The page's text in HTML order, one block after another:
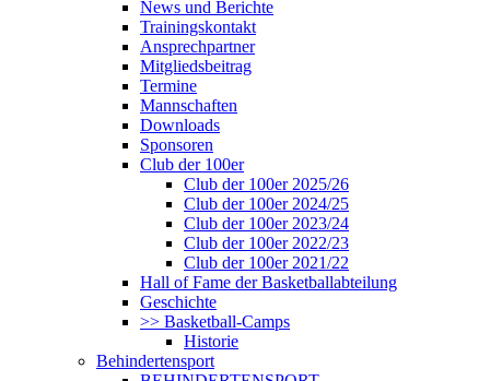
News und Berichte
Trainingskontakt
Ansprechpartner
Mitgliedsbeitrag
Termine
Mannschaften
Downloads
Sponsoren
Club der 100er
Club der 100er 2025/26
Club der 100er 2024/25
Club der 100er 2023/24
Club der 100er 2022/23
Club der 100er 2021/22
Hall of Fame der Basketballabteilung
Geschichte
>> Basketball-Camps
Historie
Behindertensport